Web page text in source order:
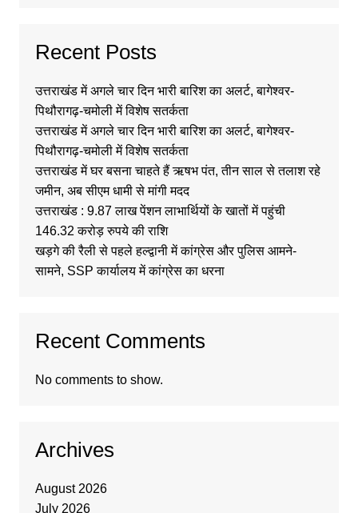
Recent Posts
उत्तराखंड में अगले चार दिन भारी बारिश का अलर्ट, बागेश्वर-
पिथौरागढ़-चमोली में विशेष सतर्कता
उत्तराखंड में अगले चार दिन भारी बारिश का अलर्ट, बागेश्वर-
पिथौरागढ़-चमोली में विशेष सतर्कता
उत्तराखंड में घर बसना चाहते हैं ऋषभ पंत, तीन साल से तलाश रहे
जमीन, अब सीएम धामी से मांगी मदद
उत्तराखंड : 9.87 लाख पेंशन लाभार्थियों के खातों में पहुंची
146.32 करोड़ रुपये की राशि
खड़गे की रैली से पहले हल्द्वानी में कांग्रेस और पुलिस आमने-
सामने, SSP कार्यालय में कांग्रेस का धरना
Recent Comments
No comments to show.
Archives
August 2026
July 2026